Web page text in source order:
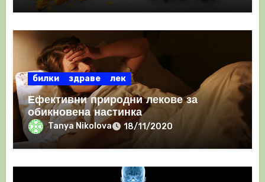
билки здраве лек
Ефективни природни лекове за
обикновена настинка
Tanya Nikolova 18/11/2020